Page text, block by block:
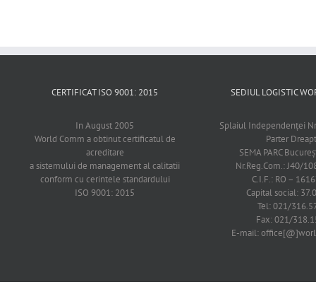
CERTIFICAT ISO 9001: 2015
In August 2005
World Comm a obtinut certificatul de
acreditare
a sistemului de management al calitatii
conform cu cerintele standardului
ISO 9001: 2015
SEDIUL LOGISTIC
Splaiul Independenţei
Parter
SEMA PARC
Nr.Reg.Com.: J40/
C.I.F.: RO –
Capital social:
Tel: 021/
Fax: 021/
E-mail: